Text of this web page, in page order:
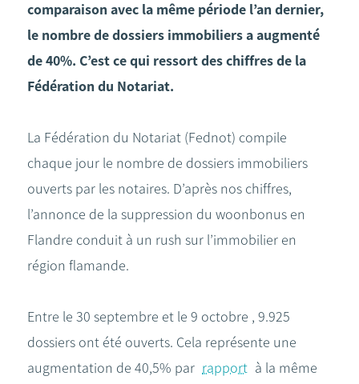
comparaison avec la même période l’an dernier,
le nombre de dossiers immobiliers a augmenté
de 40%. C’est ce qui ressort des chiffres de la
Fédération du Notariat.
La Fédération du Notariat (Fednot) compile
chaque jour le nombre de dossiers immobiliers
ouverts par les notaires. D’après nos chiffres,
l’annonce de la suppression du woonbonus en
Flandre conduit à un rush sur l’immobilier en
région flamande.
Entre le 30 septembre et le 9 octobre , 9.925
dossiers ont été ouverts. Cela représente une
augmentation de 40,5% par rapport à la même